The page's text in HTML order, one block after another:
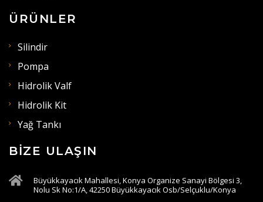
ÜRÜNLER
Silindir
Pompa
Hidrolik Valf
Hidrolik Kit
Yağ Tankı
BIZE ULAŞIN
Büyükkayacık Mahallesi, Konya Organize Sanayi Bölgesi 3,
Nolu Sk No:1/A, 42250 Büyükkayacık Osb/Selçuklu/Konya